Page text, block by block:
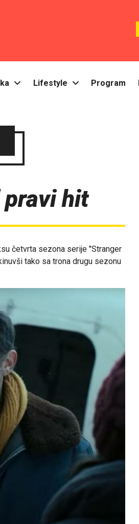
Lifestyle Program
pravi hit
četvrta sezona serije "Stranger
tako sa trona drugu sezonu